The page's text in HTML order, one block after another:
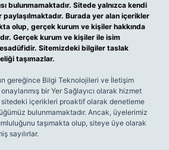
bulunmamaktadır. Sitede yalnızca kendi
paylaşılmaktadır. Burada yer alan içerikler
olup, gerçek kurum ve kişiler hakkında
Gerçek kurum ve kişiler ile isim
Sitemizdeki bilgiler taslak
taşımazlar.
gereğince Bilgi Teknolojileri ve İletişim
bir Yer Sağlayıcı olarak hizmet
içerikleri proaktif olarak denetleme
bulunmamaktadır. Ancak, üyelerimiz
taşımakta olup, siteye üye olarak
sayılırlar.